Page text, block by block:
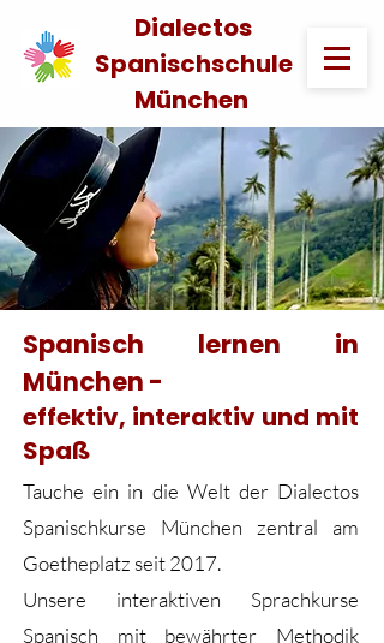
Dialectos
Spanischschule
München
Spanisch lernen in
München -
effektiv, interaktiv und mit
Spaß
Tauche ein in die Welt der Dialectos
Spanischkurse München zentral am
Goetheplatz seit 2017.
Unsere interaktiven Sprachkurse
Spanisch mit bewährter Methodik